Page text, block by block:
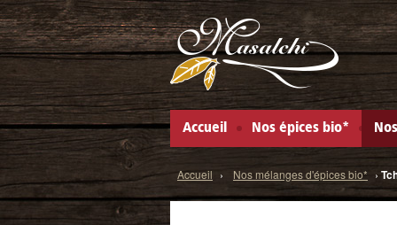
Masalchi
Accueil Nos épices bio*
Accueil › Nos mélanges d'épices bio* ›